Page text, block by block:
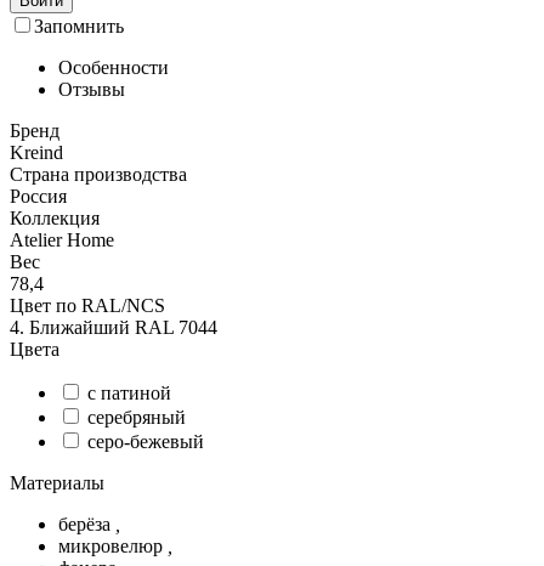
Запомнить
Особенности
Отзывы
Бренд
Kreind
Страна производства
Россия
Коллекция
Atelier Home
Вес
78,4
Цвет по RAL/NCS
4. Ближайший RAL 7044
Цвета
с патиной
серебряный
серо-бежевый
Материалы
берёза
микровелюр